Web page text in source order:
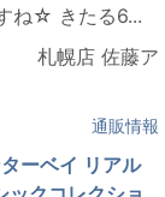
ね☆ きたる6...
札幌店 佐藤ア
通販情報
ーベイ リアル